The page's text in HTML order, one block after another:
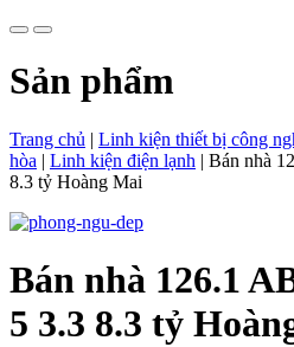
Sản phẩm
Trang chủ | Linh kiện thiết bị công
hòa | Linh kiện điện lạnh | Bán nhà
8.3 tỷ Hoàng Mai
Bán nhà 126.1
5 3.3 8.3 tỷ